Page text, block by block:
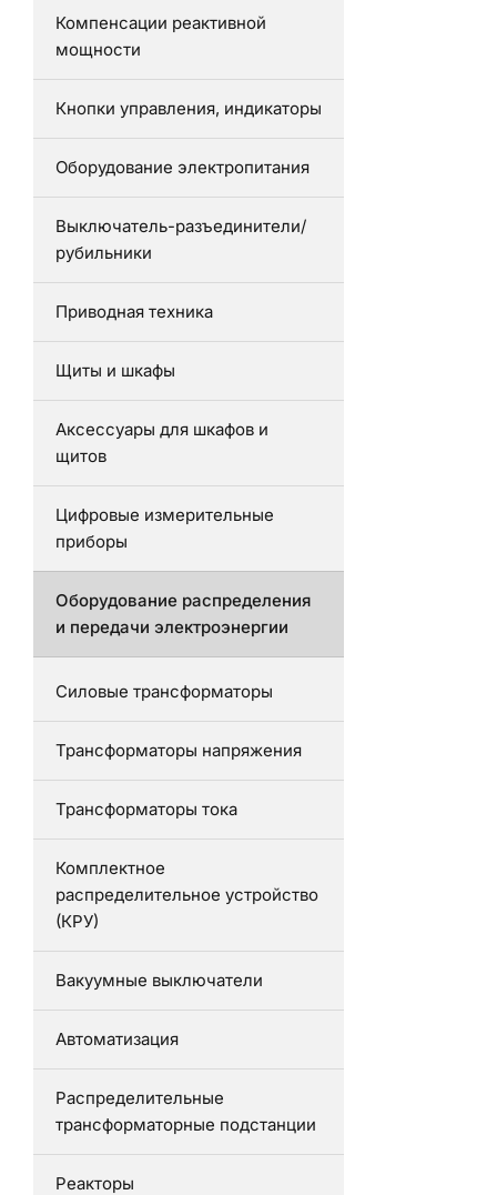
Компенсации реактивной
мощности
Кнопки управления, индикаторы
Оборудование электропитания
Выключатель-разъединители/
рубильники
Приводная техника
Щиты и шкафы
Аксессуары для шкафов и
щитов
Цифровые измерительные
приборы
Оборудование распределения
и передачи электроэнергии
Силовые трансформаторы
Трансформаторы напряжения
Трансформаторы тока
Комплектное
распределительное устройство
(КРУ)
Вакуумные выключатели
Автоматизация
Распределительные
трансформаторные подстанции
Реакторы